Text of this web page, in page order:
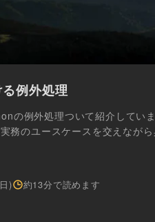
例外処理
の例外処理ついて紹介してい
務のユースケースを交えなが
) 約13分で読めます